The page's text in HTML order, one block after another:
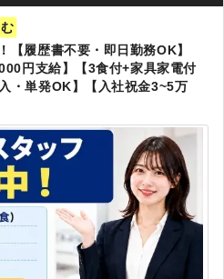
【履歴書不要・即日勤務OK】
円支給】【3食付+家具家電付
・単発OK】【入社祝金3~5万